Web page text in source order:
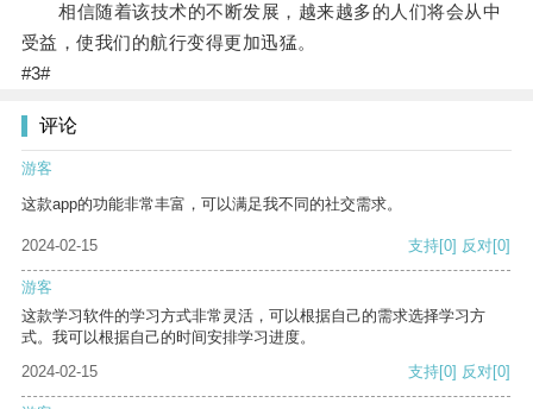
相信随着该技术的不断发展，越来越多的人们将会从中
受益，使我们的航行变得更加迅猛。
#3#
评论
游客
这款app的功能非常丰富，可以满足我不同的社交需求。
2024-02-15 支持[0] 反对[0]
游客
这款学习软件的学习方式非常灵活，可以根据自己的需求选择学习方
式。我可以根据自己的时间安排学习进度。
2024-02-15
支持[0] 反对[0]